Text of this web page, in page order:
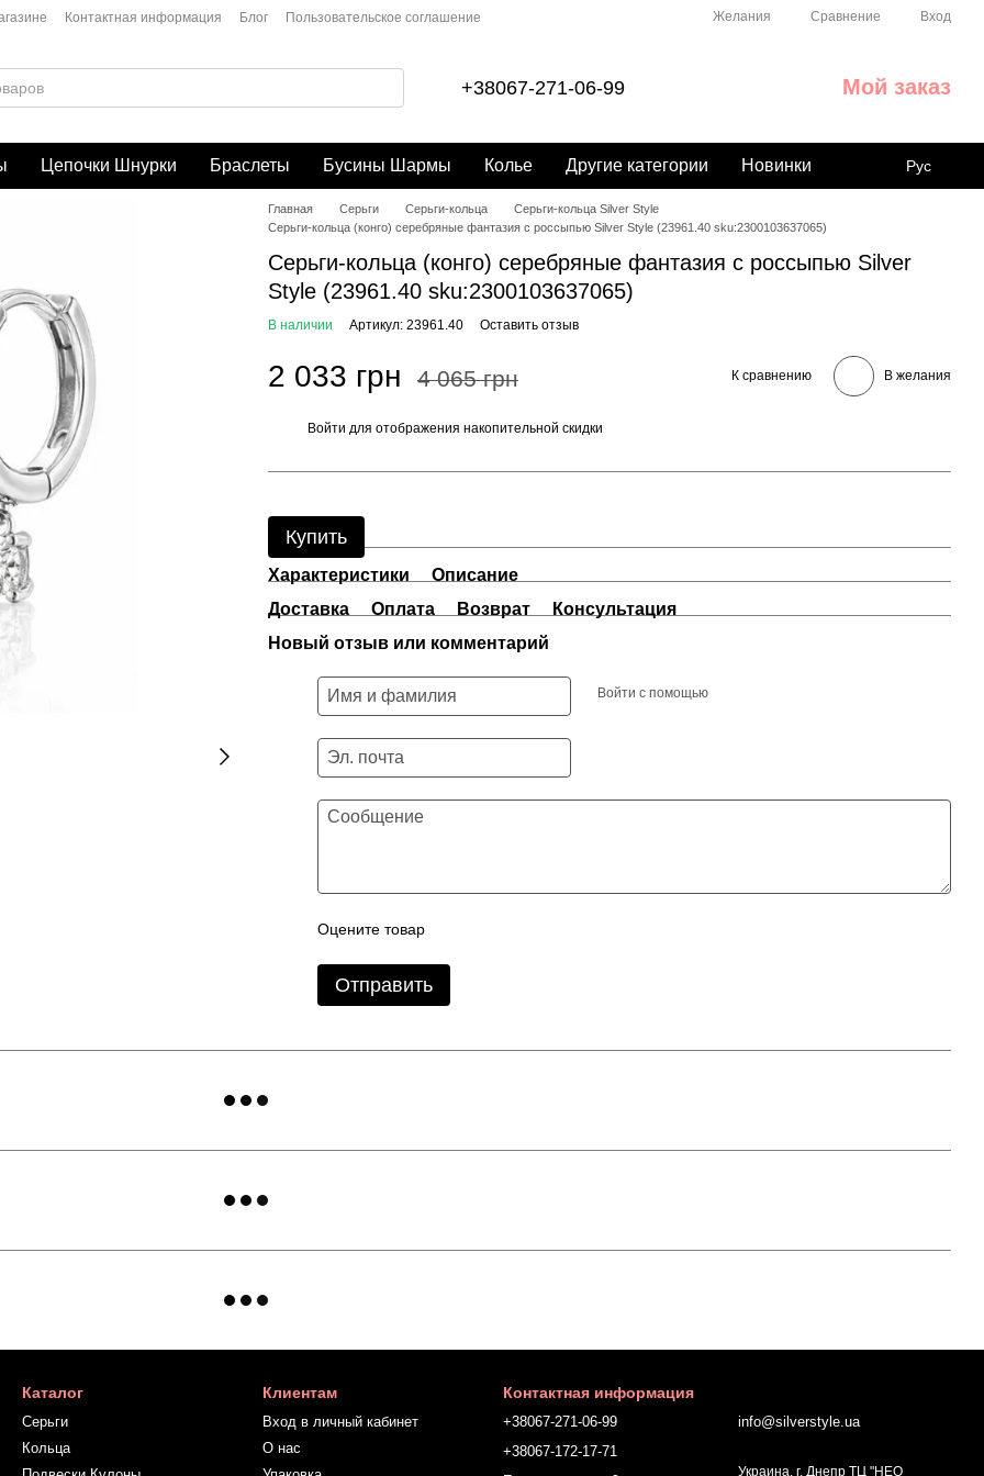
Контактная информация Блог Пользовательское соглашение Желания Сравнение Вход
+38067-271-06-99 Мой заказ
Цепочки Шнурки Браслеты Бусины Шармы Колье Другие категории Новинки Рус
Главная Серьги Серьги-кольца
Серьги-кольца Silver Style
Серьги-кольца (конго) серебряные фантазия с россыпью Silver Style (23961.40 sku:2300103637065)
Серьги-кольца (конго) серебряные фантазия с россыпью Silver
Style (23961.40 sku:2300103637065)
В наличии Артикул: 23961.40 Оставить отзыв
2 033 грн 4 065 грн К сравнению В желания
Войти для отображения накопительной скидки
Купить
Характеристики
Описание
Доставка
Оплата Возврат
Консультация
Новый отзыв или комментарий
Войти с помощью
Оцените товар
Отправить
Каталог
Серьги
Кольца
Клиентам
Вход в личный кабинет
О нас
Контактная информация
+38067-271-06-99
+38067-172-17-71
info@silverstyle.ua
Украина, г. Днепр ТЦ "НЕО